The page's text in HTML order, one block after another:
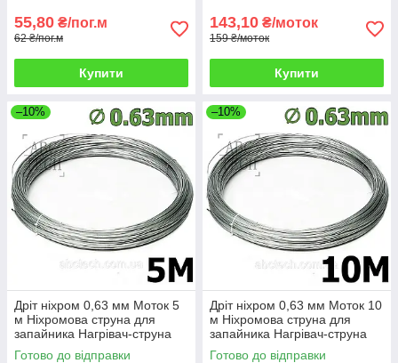
55,80 ₴/пог.м
62 ₴/пог.м
Купити
143,10 ₴/моток
159 ₴/моток
Купити
–10%
Дріт ніхром 0,63 мм Моток 5
м Ніхромова струна для
запайника Нагрівач-струна
Дроту х20н80
Готово до відправки
–10%
Дріт ніхром 0,63 мм Моток 10
м Ніхромова струна для
запайника Нагрівач-струна
Дроту х20н80
Готово до відправки